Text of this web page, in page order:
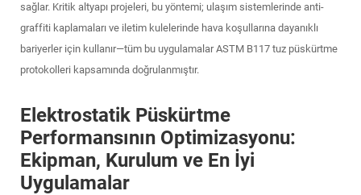
sağlar. Kritik altyapı projeleri, bu yöntemi; ulaşım sistemlerinde anti-
graffiti kaplamaları ve iletim kulelerinde hava koşullarına dayanıklı
bariyerler için kullanır—tüm bu uygulamalar ASTM B117 tuz püskürtme
protokolleri kapsamında doğrulanmıştır.
Elektrostatik Püskürtme
Performansının Optimizasyonu:
Ekipman, Kurulum ve En İyi
Uygulamalar